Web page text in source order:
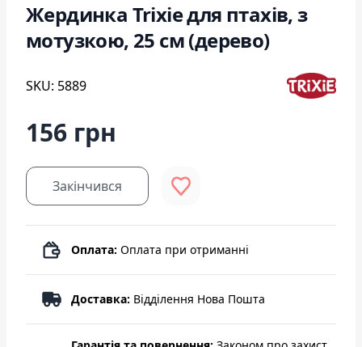
Жердинка Trixie для птахів, з
мотузкою, 25 см (дерево)
SKU: 5889
156 грн
Закінчився
Оплата: Оплата при отриманні
Доставка: Відділення Нова Пошта